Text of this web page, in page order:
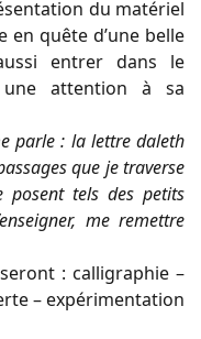
du matériel
en quête d’une belle
entrer dans le
attention à sa
parle : la lettre daleth
que je traverse
tels des petits
me remettre
: calligraphie –
– expérimentation